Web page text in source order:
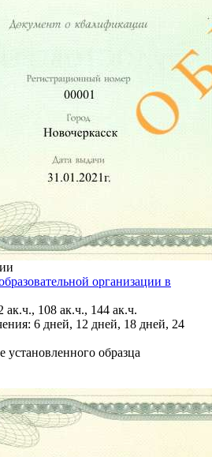
организации в
ак.ч., 108 ак.ч., 144 ак.ч.
6 дней, 12 дней, 18 дней, 24
установленного образца